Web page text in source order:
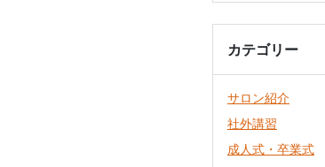
カテゴリー
サロン紹介
社外講習
成人式・卒業式